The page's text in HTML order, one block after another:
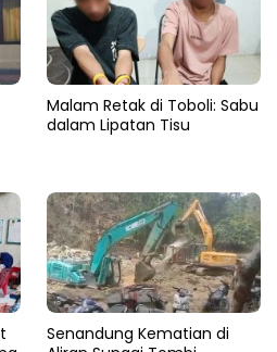
Malam Retak di Toboli: Sabu
dalam Lipatan Tisu
Senandung Kematian di